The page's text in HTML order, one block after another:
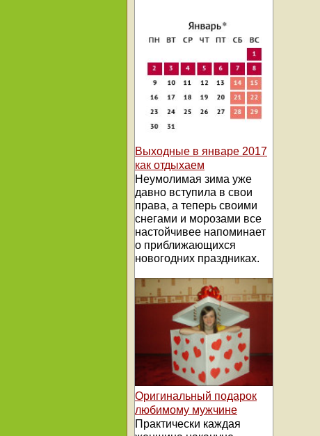
Выходные в январе 2017
как отдыхаем
Неумолимая зима уже
давно вступила в свои
права, а теперь своими
снегами и морозами все
настойчивее напоминает
о приближающихся
новогодних праздниках.
Оригинальный подарок
любимому мужчине
Практически каждая